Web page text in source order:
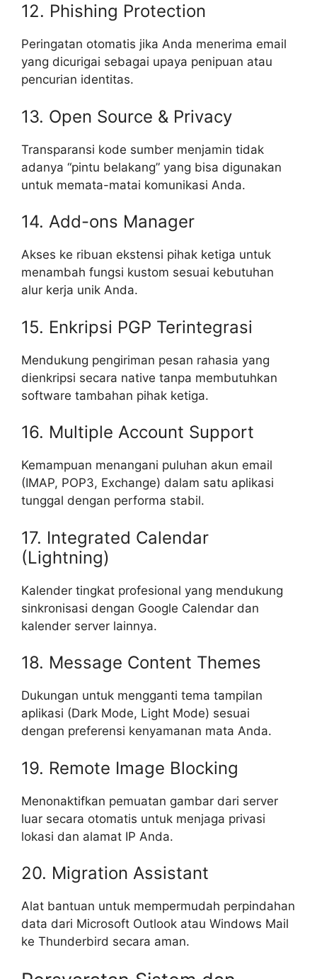
12. Phishing Protection
Peringatan otomatis jika Anda menerima email
yang dicurigai sebagai upaya penipuan atau
pencurian identitas.
13. Open Source & Privacy
Transparansi kode sumber menjamin tidak
adanya “pintu belakang” yang bisa digunakan
untuk memata-matai komunikasi Anda.
14. Add-ons Manager
Akses ke ribuan ekstensi pihak ketiga untuk
menambah fungsi kustom sesuai kebutuhan
alur kerja unik Anda.
15. Enkripsi PGP Terintegrasi
Mendukung pengiriman pesan rahasia yang
dienkripsi secara native tanpa membutuhkan
software tambahan pihak ketiga.
16. Multiple Account Support
Kemampuan menangani puluhan akun email
(IMAP, POP3, Exchange) dalam satu aplikasi
tunggal dengan performa stabil.
17. Integrated Calendar
(Lightning)
Kalender tingkat profesional yang mendukung
sinkronisasi dengan Google Calendar dan
kalender server lainnya.
18. Message Content Themes
Dukungan untuk mengganti tema tampilan
aplikasi (Dark Mode, Light Mode) sesuai
dengan preferensi kenyamanan mata Anda.
19. Remote Image Blocking
Menonaktifkan pemuatan gambar dari server
luar secara otomatis untuk menjaga privasi
lokasi dan alamat IP Anda.
20. Migration Assistant
Alat bantuan untuk mempermudah perpindahan
data dari Microsoft Outlook atau Windows Mail
ke Thunderbird secara aman.